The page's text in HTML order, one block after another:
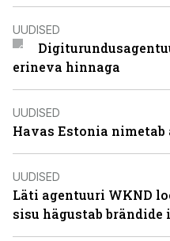
UUDISED
erineva hinnaga
UUDISED
Havas Estonia nimetab
UUDISED
Läti agentuuri WKND
sisu hägustab